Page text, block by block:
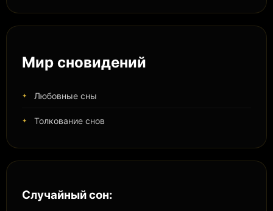
Мир сновидений
Любовные сны
Толкование снов
Случайный сон: